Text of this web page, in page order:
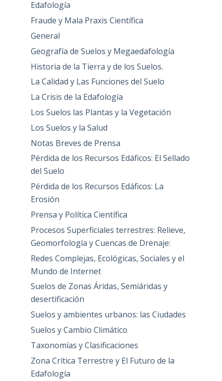
Edafología
Fraude y Mala Praxis Científica
General
Geografía de Suelos y Megaedafología
Historia de la Tierra y de los Suelos.
La Calidad y Las Funciones del Suelo
La Crisis de la Edafología
Los Suelos las Plantas y la Vegetación
Los Suelos y la Salud
Notas Breves de Prensa
Pérdida de los Recursos Edáficos: El Sellado
del Suelo
Pérdida de los Recursos Edáficos: La
Erosión
Prensa y Política Científica
Procesos Superficiales terrestres: Relieve,
Geomorfología y Cuencas de Drenaje:
Redes Complejas, Ecológicas, Sociales y el
Mundo de Internet
Suelos de Zonas Áridas, Semiáridas y
desertificación
Suelos y ambientes urbanos: las Ciudades
Suelos y Cambio Climático
Taxonomías y Clasificaciones
Zona Crítica Terrestre y El Futuro de la
Edafología